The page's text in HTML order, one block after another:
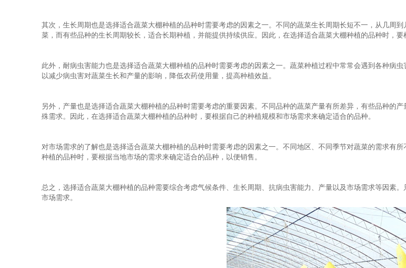
其次，生长周期也是选择适合蔬菜大棚种植的品种时需要考虑的因素之一。不同的蔬菜生长周期长短不一，从几周
菜，而有些品种的生长周期较长，适合长期种植，并能提供持续供应。因此，在选择适合蔬菜大棚种植的品种时，要
此外，耐病虫害能力也是选择适合蔬菜大棚种植的品种时需要考虑的因素之一。蔬菜种植过程中常常会遇到各种病
以减少病虫害对蔬菜生长和产量的影响，降低农药使用量，提高种植效益。
另外，产量也是选择适合蔬菜大棚种植的品种时需要考虑的重要因素。不同品种的蔬菜产量有所差异，有些品种的
殊需求。因此，在选择适合蔬菜大棚种植的品种时，要根据自己的种植规模和市场需求来确定适合的品种。
对市场需求的了解也是选择适合蔬菜大棚种植的品种时需要考虑的因素之一。不同地区、不同季节对蔬菜的需求有
种植的品种时，要根据当地市场的需求来确定适合的品种，以便销售。
总之，选择适合蔬菜大棚种植的品种需要综合考虑气候条件、生长周期、抗病虫害能力、产量以及市场需求等因素
市场需求。